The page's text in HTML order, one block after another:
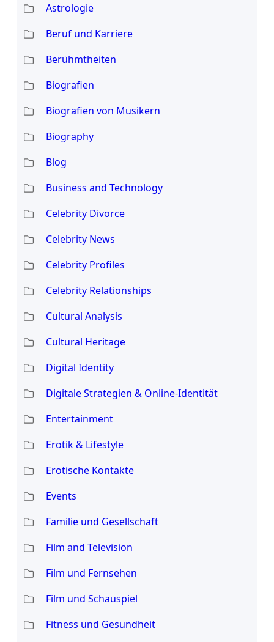
Astrologie
Beruf und Karriere
Berühmtheiten
Biografien
Biografien von Musikern
Biography
Blog
Business and Technology
Celebrity Divorce
Celebrity News
Celebrity Profiles
Celebrity Relationships
Cultural Analysis
Cultural Heritage
Digital Identity
Digitale Strategien & Online-Identität
Entertainment
Erotik & Lifestyle
Erotische Kontakte
Events
Familie und Gesellschaft
Film and Television
Film und Fernsehen
Film und Schauspiel
Fitness und Gesundheit